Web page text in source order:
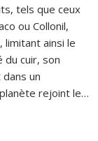
tels que ceux
ou Collonil,
limitant ainsi le
du cuir, son
un
rejoint le…